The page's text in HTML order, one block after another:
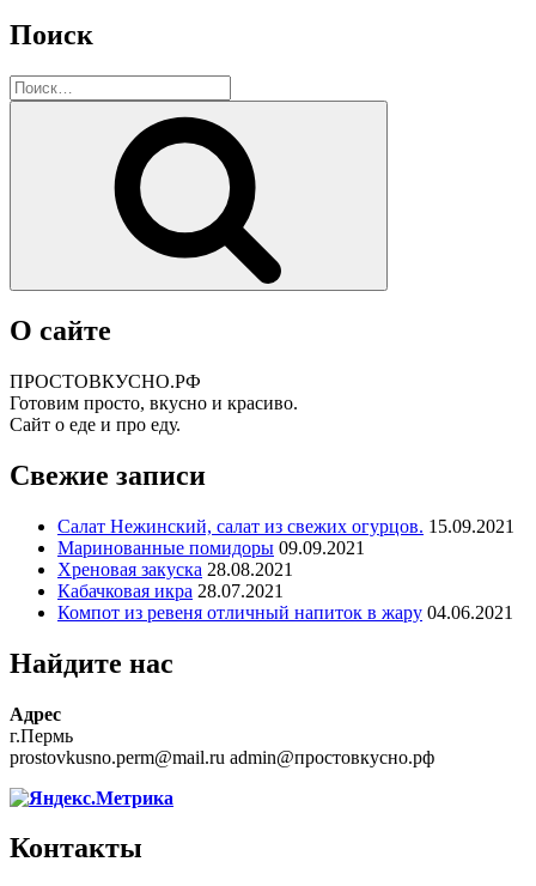
Поиск
Искать:
О сайте
ПРОСТОВКУСНО.РФ
Готовим просто, вкусно и красиво.
Сайт о еде и про еду.
Свежие записи
Салат Нежинский, салат из свежих огурцов. 15.09.2021
Маринованные помидоры 09.09.2021
Хреновая закуска 28.08.2021
Кабачковая икра 28.07.2021
Компот из ревеня отличный напиток в жару 04.06.2021
Найдите нас
Адрес
г.Пермь
prostovkusno.perm@mail.ru admin@простовкусно.рф
Контакты